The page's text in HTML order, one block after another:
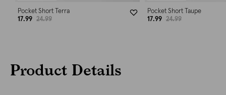
Pocket Short Terra
17.99
24.99
Pocket Short Taupe
17.99
24.99
Product Details